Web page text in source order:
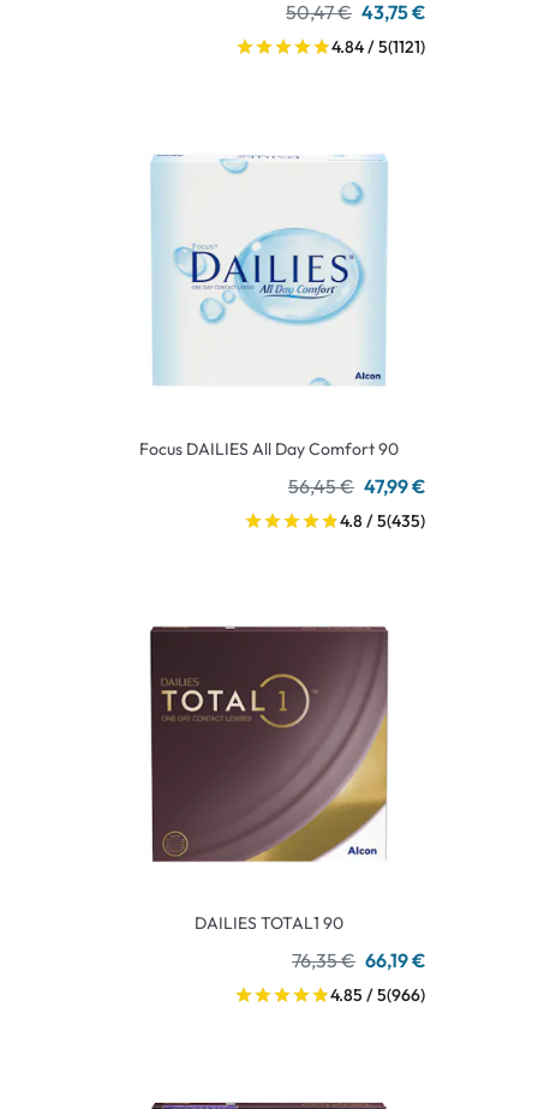
50,47 € 43,75 €
4.84 / 5(1121)
Focus DAILIES All Day Comfort 90
56,45 € 47,99 €
4.8 / 5(435)
DAILIES TOTAL1 90
76,35 € 66,19 €
4.85 / 5(966)